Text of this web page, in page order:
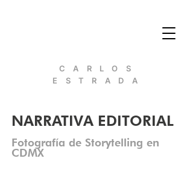
C A R L O S
E S T R A D A
NARRATIVA EDITORIAL
Fotografía de Storytelling en
CDMX